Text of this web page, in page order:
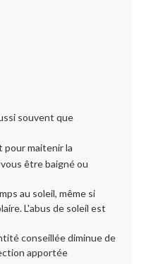
souvent que
pour maitenir la
être baigné ou
au soleil, même si
L'abus de soleil est
conseillée diminue de
apportée